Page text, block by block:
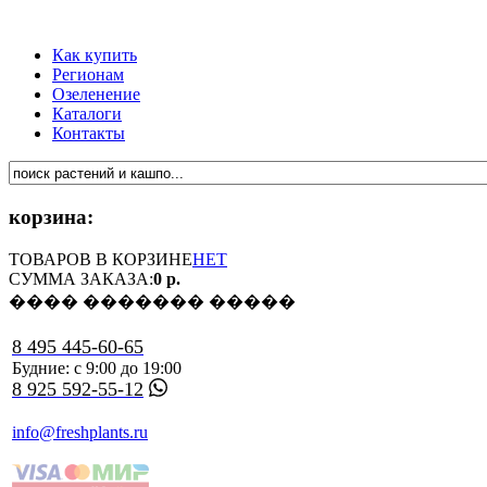
Как купить
Регионам
Озеленение
Каталоги
Контакты
корзина:
ТОВАРОВ В КОРЗИНЕНЕТ
СУММА ЗАКАЗА:0 р.
���� ������� �����
8 495 445-60-65
Будние: с 9:00 до 19:00
8 925 592-55-12
info@freshplants.ru